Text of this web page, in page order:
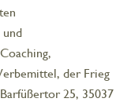
der Frieg
25, 35037